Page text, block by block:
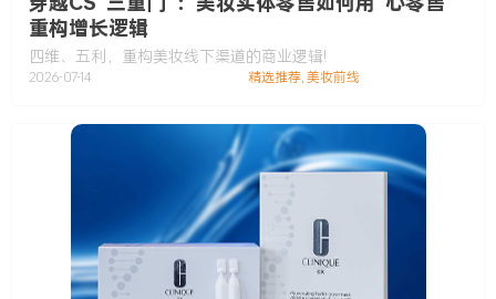
重构增长逻辑
四维、五利，重构美妆线下渠道的商业逻辑!
2026-07-14 精选推荐,美妆前线